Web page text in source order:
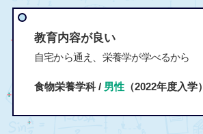
教育内容が良い
自宅から通え、栄養学が学べるから
食物栄養学科 / 男性（2022年度入学）